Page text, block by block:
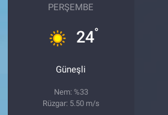
PERŞEMBE
24°
Güneşli
Nem: %33
Rüzgar: 5.50 m/s